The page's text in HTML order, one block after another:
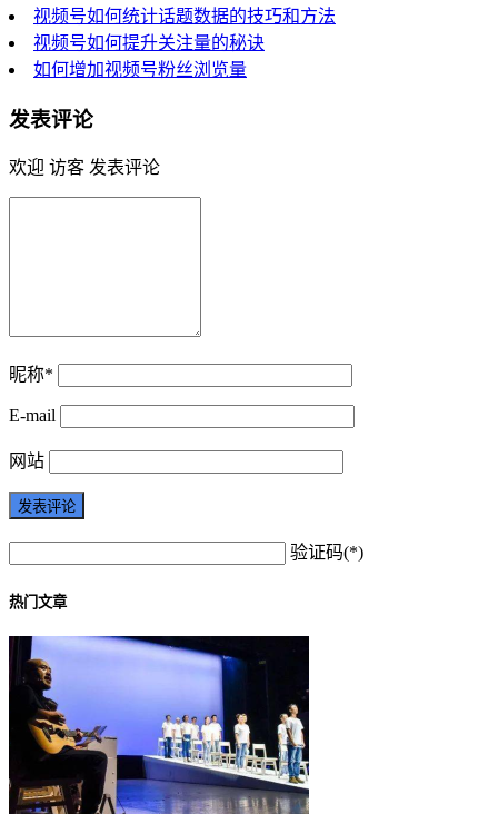
视频号如何统计话题数据的技巧和方法
视频号如何提升关注量的秘诀
如何增加视频号粉丝浏览量
发表评论
欢迎 访客 发表评论
昵称*
E-mail
网站
验证码(*)
热门文章